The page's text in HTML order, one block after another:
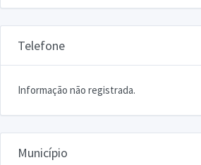
Telefone
Informação não registrada.
Município